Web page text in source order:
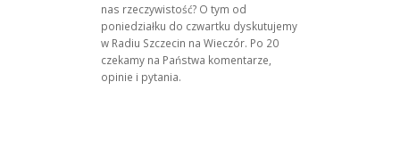
nas rzeczywistość? O tym od
poniedziałku do czwartku dyskutujemy
w Radiu Szczecin na Wieczór. Po 20
czekamy na Państwa komentarze,
opinie i pytania.